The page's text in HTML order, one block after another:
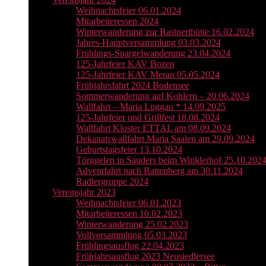
Weihnachtsfeier 06.01.2024
Mitarbeiteressen 2024
Winterwanderung zur Rastnerthütte 16.02.2024
Jahres-Hauptversammlung 03.03.2024
Frühlings-Spargelwanderung 23.04.2024
125-Jahrfeier KAV Bozen
125-Jahrfeier KAV Meran 05.05.2024
Frühjahrsfahrt 2024 Bodensee
Sommerwanderung auf Kohlern – 20.06.2024
Wallfahrt – Maria Luggau * 14.09.2025
125-Jahrfeier und Grillfest 18.08.2024
Wallfahrt Kloster ETTAL am 08.09.2024
Dekanatswallfahrt Maria Saalen am 29.09.2024
Geburtstagsfeier 13.10.2024
Törggelen in Sauders beim Winklerhof 25.10.2024
Adventfahrt nach Rattenberg am 30.11.2024
Radlergruppe 2024
Vereinsjahr 2023
Weihnachtsfeier 06.01.2023
Mitarbeiteressen 10.02.2023
Winterwanderung 25.02.2023
Vollversammlung 05.03.2023
Frühlingsausflug 22.04.2023
Frühjahrsausflug 2023 Neusiedlersee